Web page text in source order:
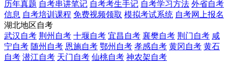
历年真题 自考串讲笔记 自考考生手记 自考学习方法 外省自考
信息 自考培训课程 免费视频领取 模拟考试系统 自考网上报名
湖北地区自考
武汉自考 荆州自考 十堰自考 宜昌自考 襄樊自考 荆门自考 咸
宁自考 随州自考 恩施自考 鄂州自考 孝感自考 黄冈自考 黄石
自考 潜江自考 天门自考 仙桃自考 神农架自考